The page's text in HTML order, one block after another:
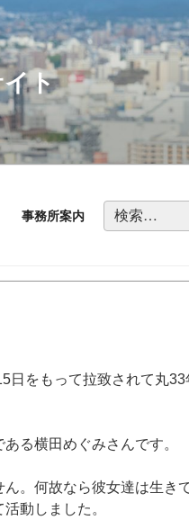
ト
事務所案内
検
索:
日をもって拉致されて丸33
る横田めぐみさんです。
。何故なら彼女達は生き
活動しました。